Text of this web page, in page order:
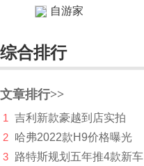
自游家
综合排行
文章排行>>
1
吉利新款豪越到店实拍
2 哈弗2022款H9价格曝光
3 路特斯规划五年推4款新车